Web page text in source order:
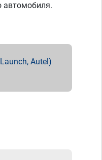
автомобиля.
Autel)